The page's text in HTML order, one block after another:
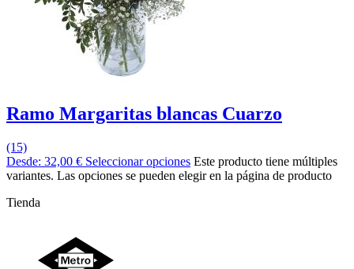
Ramo Margaritas blancas Cuarzo
(15)
Desde: 32,00 € Seleccionar opciones Este producto tiene múltiples
variantes. Las opciones se pueden elegir en la página de producto
Tienda